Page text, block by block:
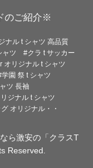
のご紹介※
ナル t シャツ 高品質
ャツ
#クラ t サッカー
オリジナル t シャツ
学園 祭 t シャツ
ツ 長袖
ジナル t シャツ
オリジナル・・
ら激安の「クラスT
Reserved.